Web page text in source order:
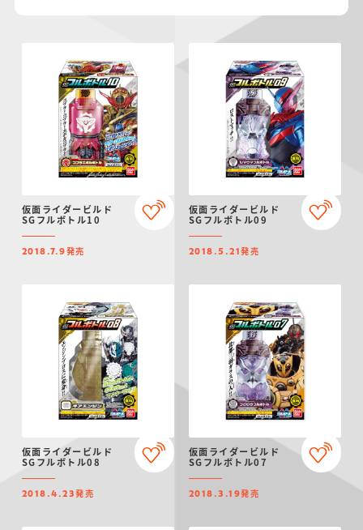
PROJECT R.E.D.・
スーパー戦隊シリー
ズ
サンリオキャラクタ
ーズ
つりグミ キャラデコ
仮面ライダービルド
SGフルボトル10
2018.7.9発売
仮面ライダービルド
SGフルボトル09
2018.5.21発売
仮面ライダービルド
SGフルボトル08
2018.4.23発売
仮面ライダービルド
SGフルボトル07
2018.3.19発売